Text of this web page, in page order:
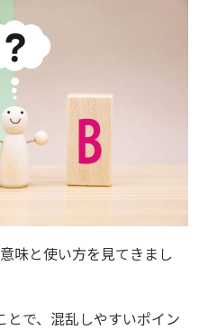
味と使い方を見てきまし
とで、混乱しやすいポイン